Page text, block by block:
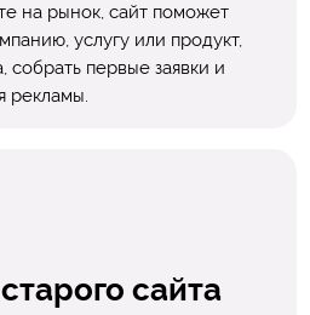
на рынок, сайт поможет
услугу или продукт,
собрать первые заявки и
рекламы.
сайта